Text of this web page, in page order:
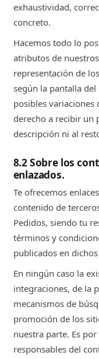
exhaustividad,
concreto.
Hacemos todo lo
atributos de
representación de
según la pantalla
posibles variaciones
derecho a recibir un
descripción ni al
8.2 Sobre los
enlazados.
Te ofrecemos
contenido de
Pedidos, siendo tu
términos y
publicados en
En ningún caso la
integraciones, de la
mecanismos de
promoción de los
nuestra parte. Es
responsables del